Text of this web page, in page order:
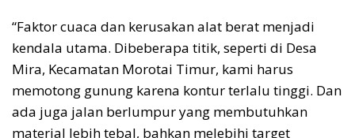
“Faktor cuaca dan kerusakan alat berat menjadi
kendala utama. Dibeberapa titik, seperti di Desa
Mira, Kecamatan Morotai Timur, kami harus
memotong gunung karena kontur terlalu tinggi. Dan
ada juga jalan berlumpur yang membutuhkan
material lebih tebal, bahkan melebihi target